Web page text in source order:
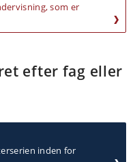
som er
efter fag eller
inden for